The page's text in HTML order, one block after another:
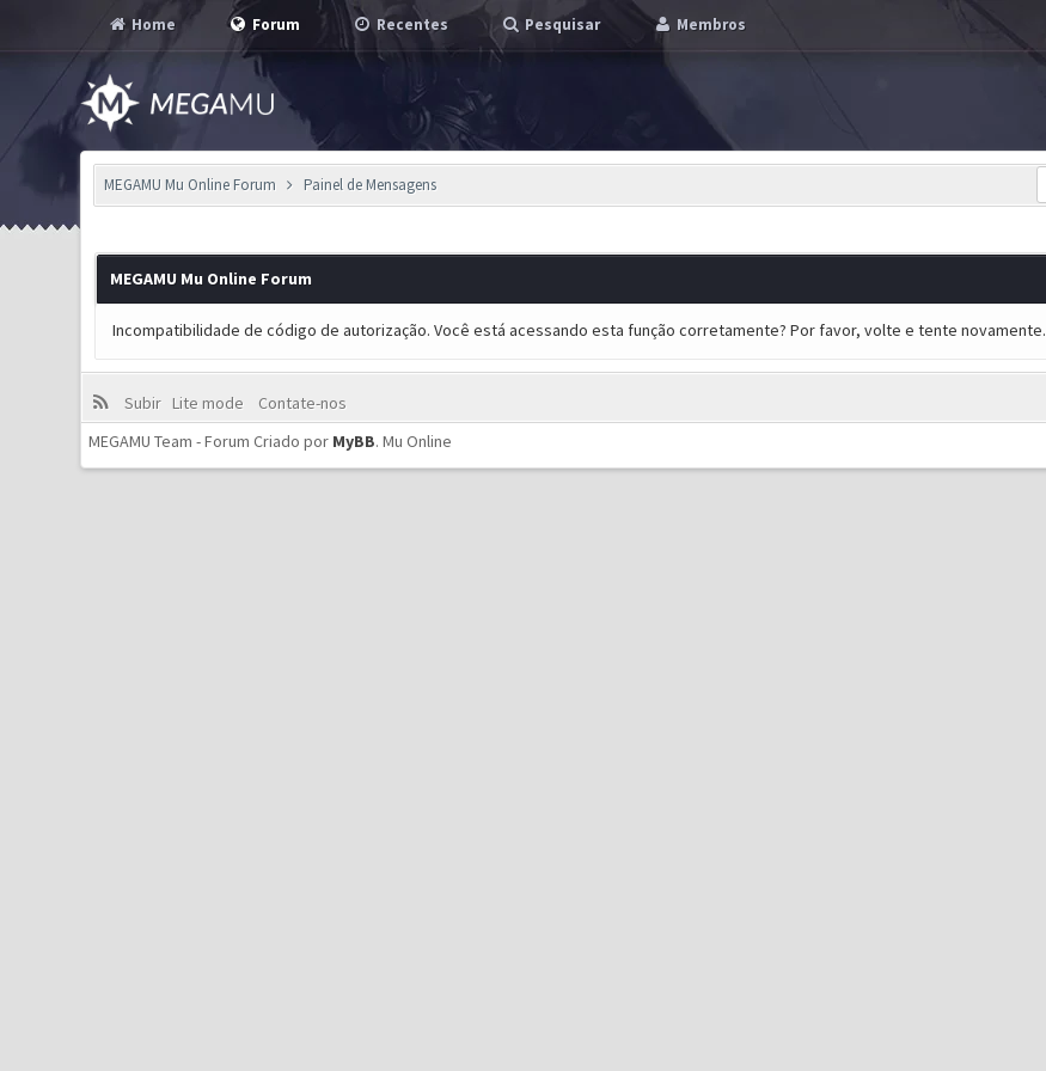
Home Forum Recentes Pesquisar Membros
MEGAMU Mu Online Forum Painel de Mensagens
MEGAMU Mu Online Forum
Incompatibilidade de código de autorização. Você está acessando esta função corretamente? Por favor, volte e tente novamente.
Subir Lite mode
Contate-nos
MEGAMU Team - Forum Criado por MyBB.Mu Online